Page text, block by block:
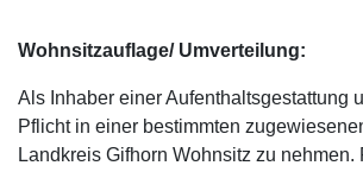
Wohnsitzauflage/ Umverteilung:
Als Inhaber einer Aufenthaltsgestattung
Pflicht in einer bestimmten
Landkreis Gifhorn Wohnsitz zu nehmen.